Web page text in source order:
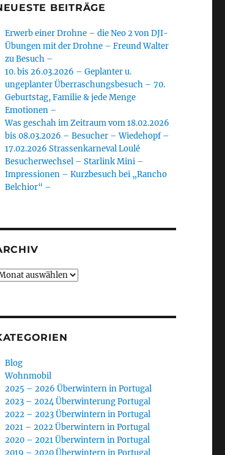
BEITRÄGE
Erwerb einer Drohne – die Neo 2 von DJI-
Übungen mit der Drohne – Freund Walter
zu Besuch –
10. bis 26.03.2026 – Geplanter u.
ungeplanter Überraschungsbesuch – 70.
Geburtstag, Familie & jede Menge
Emotionen –
Was geschah im Zeitraum vom 18.02.2026
bis 08.03.2026 – Besucher – Wiedehopf –
17.02.2026 Strassenkarneval Loulé
Besucherwechsel – Starlink Mini –
Impressionen – Kurzbesuch bei „Rancho
Belchior“ –
Blog
Wohnmobil
2025 – 2026 Überwintern in Portugal
2023 – 2024 Überwinterung Portugal
2022 – 2023 Überwintern in Portugal
2021 – 2022 Überwintern in Portugal
2020 – 2021 Überwintern in Portugal